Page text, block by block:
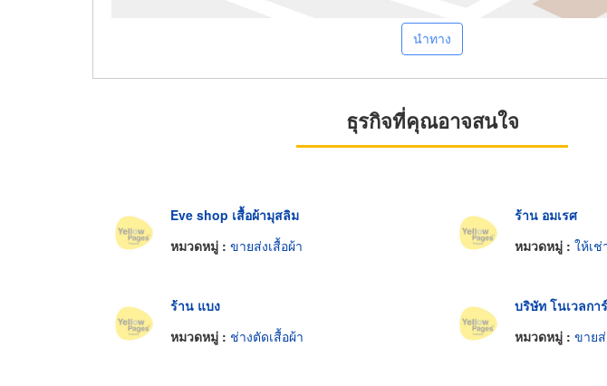
นำทาง
ธุรกิจที่คุณอาจสนใจ
Eve shop เสื้อผ้ามุสลิม
หมวดหมู่ : ขายส่งเสื้อผ้า
ร้าน อมเรศ
หมวดหมู่ : ให้เช่
ร้าน แบง
หมวดหมู่ : ช่างตัดเสื้อผ้า
บริษัท โนเวลกา
หมวดหมู่ : ขายส่